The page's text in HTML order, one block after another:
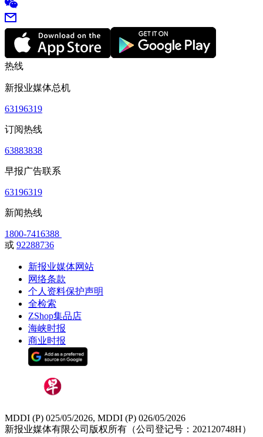
热线
新报业媒体总机
63196319
订阅热线
63883838
早报广告联系
63196319
新闻热线
1800-7416388
或 92288736
新报业媒体网站
网络条款
个人资料保护声明
全检索
ZShop集品店
海峡时报
商业时报
MDDI (P) 025/05/2026, MDDI (P) 026/05/2026
新报业媒体有限公司版权所有（公司登记号：202120748H）